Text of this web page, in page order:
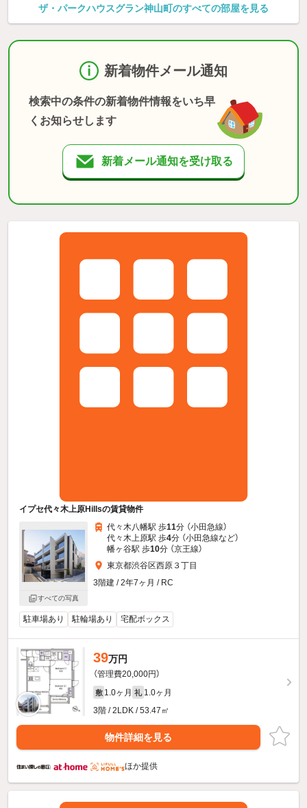
ザ・パークハウスグラン神山町のすべての部屋を見る
新着物件メール通知
検索中の条件の新着物件情報をいち早
くお知らせします
新着メール通知を受け取る
イプセ代々木上原Hillsの賃貸物件
すべての写真
代々木八幡駅 歩11分 （小田急線）
代々木上原駅 歩4分 （小田急線など）
幡ヶ谷駅 歩10分 （京王線）
東京都渋谷区西原３丁目
3階建 / 2年7ヶ月 / RC
駐車場あり 駐輪場あり 宅配ボックス
39万円
（管理費20,000円）
敷 1.0ヶ月 礼 1.0ヶ月
3階 / 2LDK / 53.47㎡
物件詳細を見る
ほか提供